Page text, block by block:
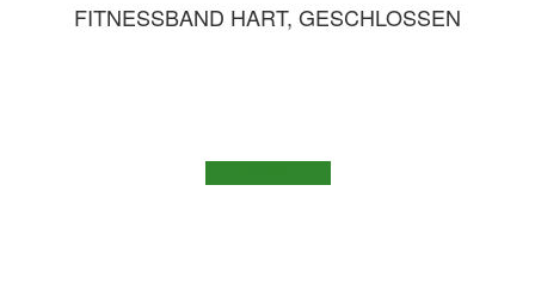
FITNESSBAND HART, GESCHLOSSEN